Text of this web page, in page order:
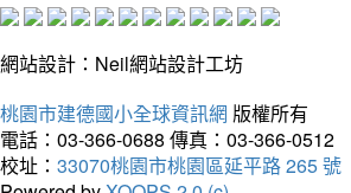
網站設計：Neil網站設計工坊
桃園市建德國小全球資訊網 版權所有
電話：03-366-0688 傳真：03-366-0512
校址： 33070桃園市桃園區延平路 265 號